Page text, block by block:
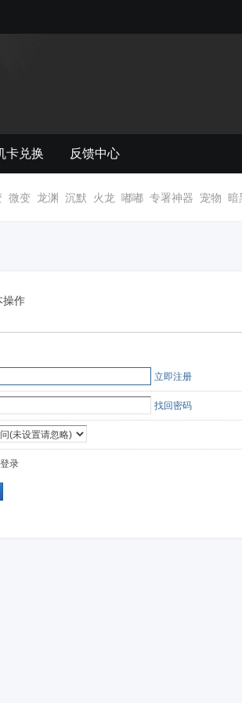
卡兑换 反馈中心
微变 龙渊 沉默 火龙 嘟嘟 专署神器 宠物 暗
操作
立即注册
找回密码
录